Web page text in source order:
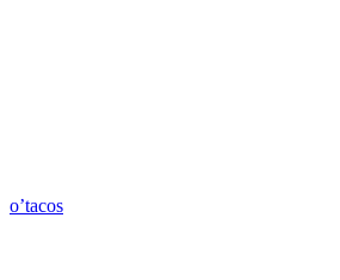
o’tacos